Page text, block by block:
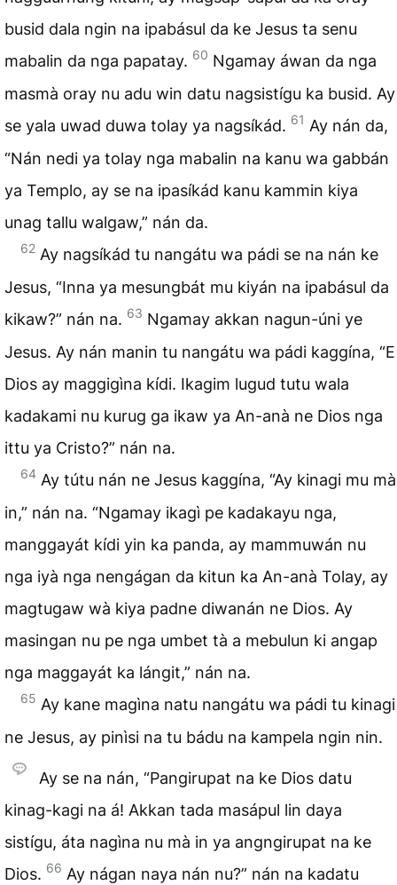
busid dala ngin na ipabásul da ke Jesus ta senu
mabalin da nga papatay. 60 Ngamay áwan da nga
masmà oray nu adu win datu nagsistígu ka busid. Ay
se yala uwad duwa tolay ya nagsíkád. 61 Ay nán da,
“Nán nedi ya tolay nga mabalin na kanu wa gabbán
ya Templo, ay se na ipasíkád kanu kammin kiya
unag tallu walgaw,” nán da.
62 Ay nagsíkád tu nangátu wa pádi se na nán ke
Jesus, “Inna ya mesungbát mu kiyán na ipabásul da
kikaw?” nán na. 63 Ngamay akkan nagun-úni ye
Jesus. Ay nán manin tu nangátu wa pádi kaggína, “E
Dios ay maggigìna kídi. Ikagim lugud tutu wala
kadakami nu kurug ga ikaw ya An-anà ne Dios nga
ittu ya Cristo?” nán na.
64 Ay tútu nán ne Jesus kaggína, “Ay kinagi mu mà
in,” nán na. “Ngamay ikagì pe kadakayu nga,
manggayát kídi yin ka panda, ay mammuwán nu
nga iyà nga nengágan da kitun ka An-anà Tolay, ay
magtugaw wà kiya padne diwanán ne Dios. Ay
masingan nu pe nga umbet tà a mebulun ki angap
nga maggayát ka lángit,” nán na.
65 Ay kane magìna natu nangátu wa pádi tu kinagi
ne Jesus, ay pinìsi na tu bádu na kampela ngin nin.
Ay se na nán, “Pangirupat na ke Dios datu
kinag-kagi na á! Akkan tada masápul lin daya
sistígu, áta nagìna nu mà in ya angngirupat na ke
Dios. 66 Ay nágan naya nán nu?” nán na kadatu